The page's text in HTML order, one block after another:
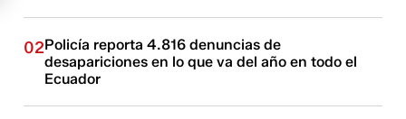
02Policía reporta 4.816 denuncias de
desapariciones en lo que va del año en todo el
Ecuador